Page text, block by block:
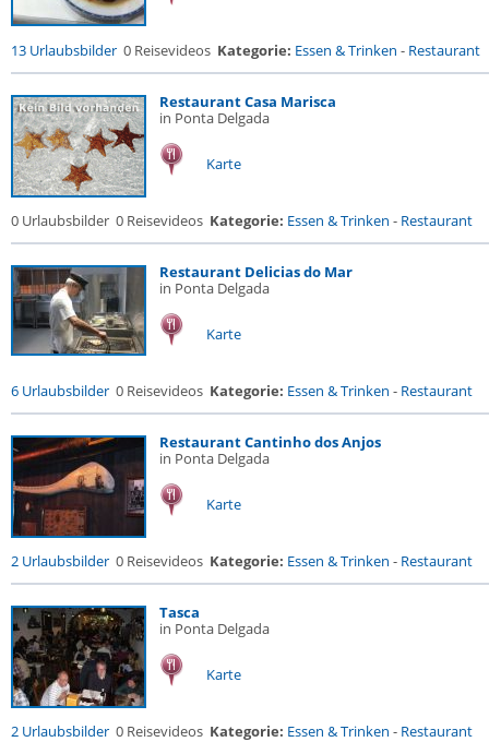
13 Urlaubsbilder 0 Reisevideos Kategorie: Essen & Trinken - Restaurant
Restaurant Casa Marisca
in Ponta Delgada
Karte
0 Urlaubsbilder 0 Reisevideos Kategorie: Essen & Trinken - Restaurant
Restaurant Delicias do Mar
in Ponta Delgada
Karte
6 Urlaubsbilder 0 Reisevideos Kategorie: Essen & Trinken - Restaurant
Restaurant Cantinho dos Anjos
in Ponta Delgada
Karte
2 Urlaubsbilder 0 Reisevideos Kategorie: Essen & Trinken - Restaurant
Tasca
in Ponta Delgada
Karte
2 Urlaubsbilder 0 Reisevideos Kategorie: Essen & Trinken - Restaurant